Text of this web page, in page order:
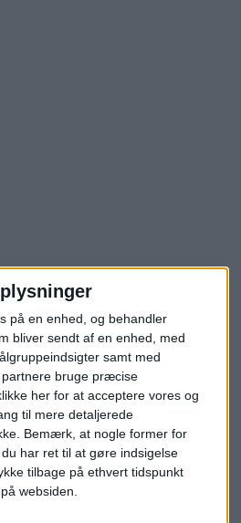
på en enhed, og behandler
bliver sendt af en enhed, med
samt med
bruge præcise
her for at acceptere vores og
til mere detaljerede
Bemærk, at nogle former for
har ret til at gøre indsigelse
tilbage på ethvert tidspunkt
websiden.